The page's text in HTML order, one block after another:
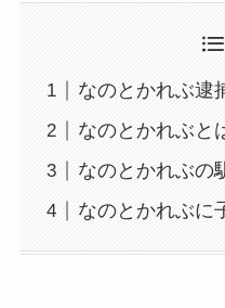
なのとかれぶ逮
なのとかれぶと
なのとかれぶの
なのとかれぶに